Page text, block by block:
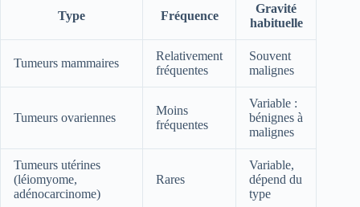
Type Fréquence
Gravité
habituelle
Tumeurs mammaires
Relativement
fréquentes
Souvent
malignes
Tumeurs ovariennes
Moins
fréquentes
Variable :
bénignes à
malignes
Tumeurs utérines
(léiomyome,
adénocarcinome)
Rares
Variable,
dépend du
type